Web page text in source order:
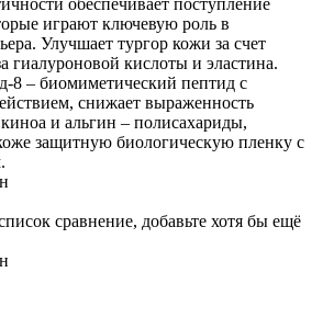
обеспечивает поступление
играют ключевую роль в
Улучшает тургор кожи за счет
гиалуроновой кислоты и эластина.
8 – биомиметический пептид с
снижает выраженность
и альгин – полисахариды,
защитную биологическую пленку с
сравнение, добавьте хотя бы ещё